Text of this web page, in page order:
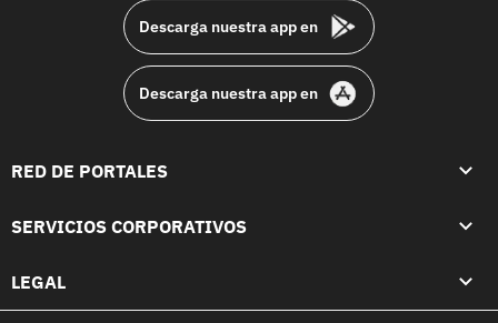
Descarga nuestra app en
Descarga nuestra app en
RED DE PORTALES
SERVICIOS CORPORATIVOS
LEGAL